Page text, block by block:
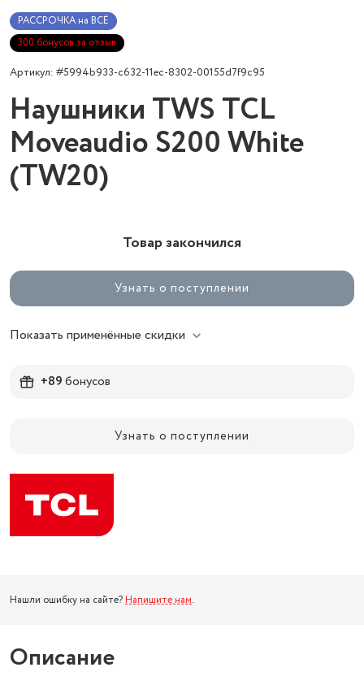
РАССРОЧКА на ВСЁ
300 бонусов за отзыв
Артикул: #5994b933-c632-11ec-8302-00155d7f9c95
Наушники TWS TCL
Moveaudio S200 White
(TW20)
Товар закончился
Узнать о поступлении
Показать применённые скидки
+89бонусов
Узнать о поступлении
Нашли ошибку на сайте? Напишите нам.
Описание